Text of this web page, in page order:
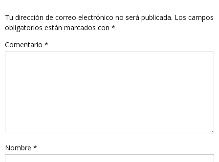
Tu dirección de correo electrónico no será publicada. Los campos
obligatorios están marcados con *
Comentario *
Nombre *